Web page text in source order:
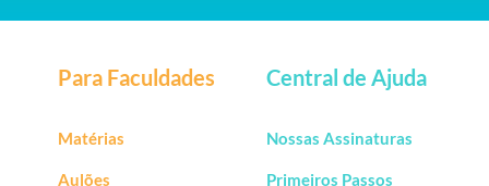
Para Faculdades
Matérias
Aulões
Central de Ajuda
Nossas Assinaturas
Primeiros Passos